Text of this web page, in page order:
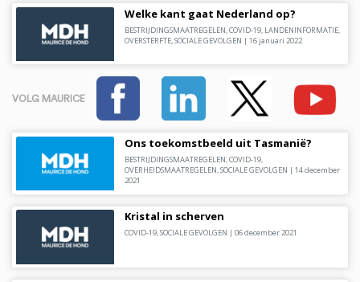
Welke kant gaat Nederland op?
BESTRIJDINGSMAATREGELEN COVID-19, LANDENINFORMATIE,
OVERSTERFTE, SOCIALE GEVOLGEN | 16 januari 2022
VOLG MAURICE
Ons toekomstbeeld uit Tasmanië?
BESTRIJDINGSMAATREGELEN,COVID-19,
OVERHEIDSMAATREGELEN,SOCIALE GEVOLGEN | 14 december
2021
Kristal in scherven
COVID-19,SOCIALE GEVOLGEN | 06 december 2021